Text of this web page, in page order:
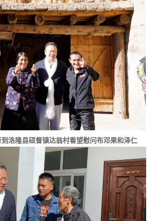
洛隆县硕督镇达翁村看望慰问布邓果和泽仁